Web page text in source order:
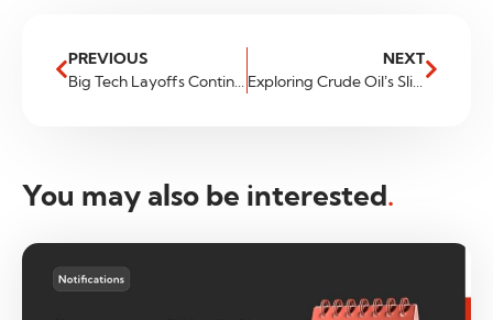
PREVIOUS
Big Tech Layoffs Continues
NEXT
Exploring Crude Oil’s Slippery Slope: Key Factors and Trading Strategies
You may also be interested.